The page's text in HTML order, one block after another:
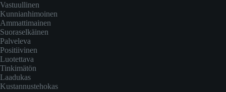
Vastuullinen
Kunnianhimoinen
Ammattimainen
Suoraselkäinen
Palveleva
Positiivinen
Luotettava
Tinkimätön
Laadukas
Kustannustehokas